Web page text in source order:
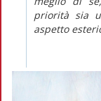
priorità sia
aspetto